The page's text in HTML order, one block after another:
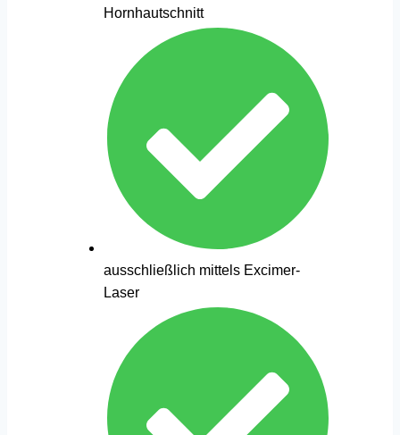
Hornhautschnitt
ausschließlich mittels Excimer-
Laser